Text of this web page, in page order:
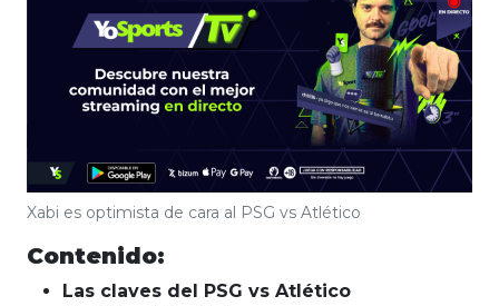
Xabi es optimista de cara al PSG vs Atlético
Contenido:
Las claves del PSG vs Atlético